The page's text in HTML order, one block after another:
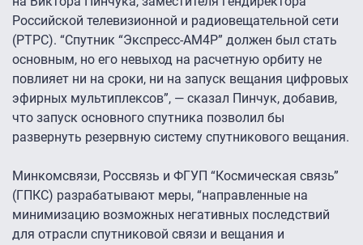
Российской телевизионной и радиовещательной сети
(РТРС). “Спутник “Экспресс-АМ4Р” должен был стать
основным, но его невыход на расчетную орбиту не
повлияет ни на сроки, ни на запуск вещания цифровых
эфирных мультиплексов”, — сказал Пинчук, добавив,
что запуск основного спутника позволил бы
развернуть резервную систему спутникового вещания.
Минкомсвязи, Россвязь и ФГУП “Космическая связь”
(ГПКС) разрабатывают меры, “направленные на
минимизацию возможных негативных последствий
для отрасли спутниковой связи и вещания и